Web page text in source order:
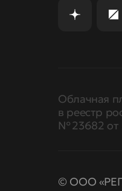
Облачная
в реестр
№ 23682 от
© ООО